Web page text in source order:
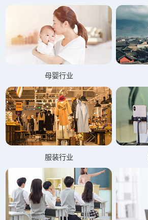
母婴行业
服装行业